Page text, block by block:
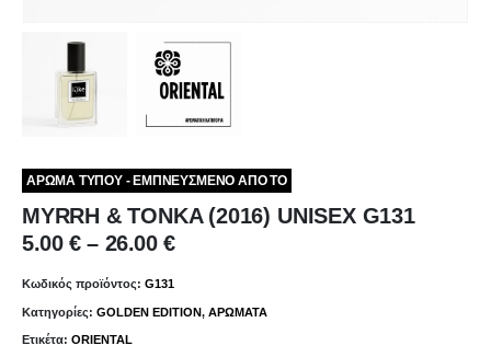
ΑΡΩΜΑ ΤΥΠΟΥ - ΕΜΠΝΕΥΣΜΕΝΟ ΑΠΟ ΤΟ
MYRRH & TONKA (2016) UNISEX G131
5.00€ – 26.00€Price
5.00 €
through
26.00 €
Κωδικός προϊόντος: G131
Κατηγορίες: GOLDEN EDITION, ΑΡΩΜΑΤΑ
Ετικέτα: ORIENTAL